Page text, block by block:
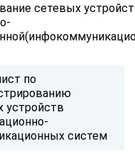
сетевых
по
устройств
систем